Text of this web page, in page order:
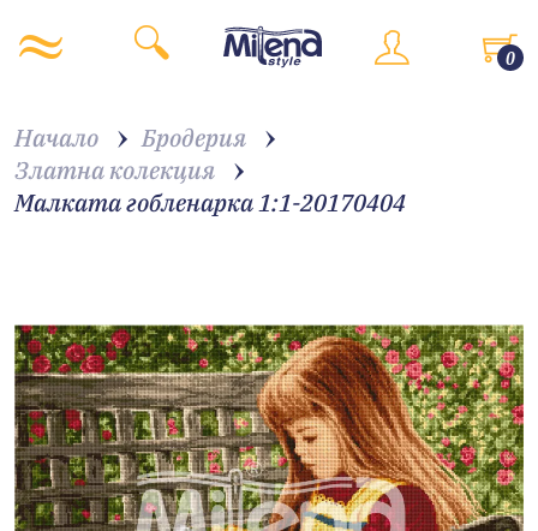
0
Начало
Бродерия
Златна колекция
Малката гобленарка 1:1-20170404